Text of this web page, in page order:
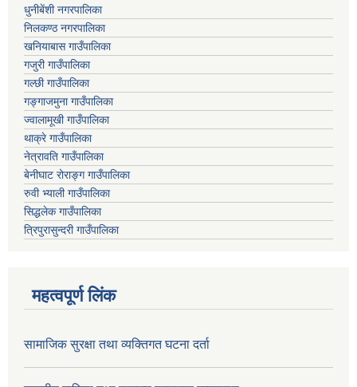
धुनीबेंशी नगरपालिका
निलकण्ठ नगरपालिका
खनियाबास गाउँपालिका
गजुरी गाउँपालिका
गल्छी गाउँपालिका
गङ्गाजमुना गाउँपालिका
ज्वालामूखी गाउँपालिका
थाक्रे गाउँपालिका
नेत्रावति गाउँपालिका
बेनीघाट रोराङ्ग गाउँपालिका
रुवी भ्याली गाउँपालिका
सिद्धलेक गाउँपालिका
त्रिपुरासुन्दरी गाउँपालिका
महत्वपूर्ण लिंक
सामाजिक सुरक्षा तथा व्यक्तिगत घटना दर्ता